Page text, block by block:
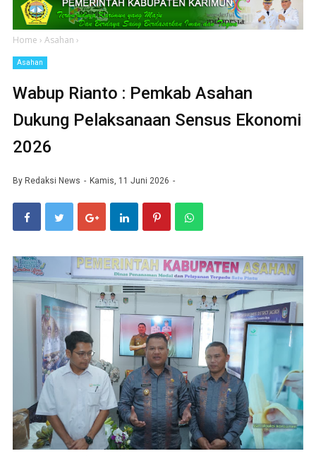
Home › Asahan ›
Asahan
Wabup Rianto : Pemkab Asahan
Dukung Pelaksanaan Sensus Ekonomi
2026
By Redaksi News Kamis, 11 Juni 2026